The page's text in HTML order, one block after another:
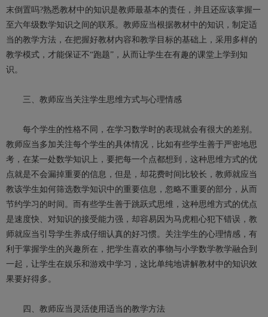
末倒置吗?熟悉教材中的知识是教师最基本的责任，并且还应该掌握一
至六年级数学知识之间的联系。教师应当根据教材中的知识，制定适
当的教学方法，在把握好教材内容和教学目标的基础上，采用多样的
教学模式，才能保证不“跑题”，从而让学生在有趣的课堂上学到知
识。
三、教师应当关注学生思维方式与心理情感
每个学生的性格不同，在学习数学时的表现就会有很大的差别。
教师应当多加关注每个学生的具体情况，比如有些学生善于严密地思
考，在某一处数学知识上，要把每一个点都想到，这种思维方式的优
点就是不会漏掉重要的信息，但是，却花费时间比较长，教师就应当
教该学生如何筛选数学知识中的重要信息，忽略不重要的部分，从而
节约学习的时间。而有些学生善于跳跃式思维，这种思维方式的优点
是速度快、对知识的接受能力强，却容易因为马虎粗心犯下错误，教
师就应当引导学生养成仔细认真的好习惯。关注学生的心理情感，有
利于掌握学生的兴趣所在，把学生喜欢的事物与小学数学教学融合到
一起，让学生在娱乐和游戏中学习，这比单纯地讲解教材中的知识效
果要好得多。
四、教师应当灵活使用适当的教学方法